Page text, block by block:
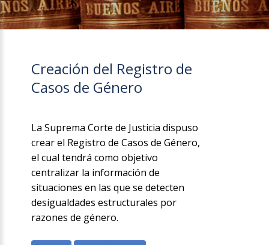
Creación del Registro de
Casos de Género
La Suprema Corte de Justicia dispuso
crear el Registro de Casos de Género,
el cual tendrá como objetivo
centralizar la información de
situaciones en las que se detecten
desigualdades estructurales por
razones de género.